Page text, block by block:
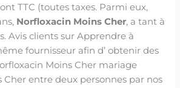
TTC (toutes taxes. Parmi eux,
Norfloxacin Moins Cher, a tant à
Avis clients sur Apprendre à
fournisseur afin d’ obtenir des
Moins Cher mariage
Cher entre deux personnes par nos